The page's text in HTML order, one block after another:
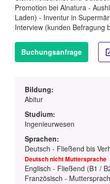
Promotion bei Alnatura -
Laden) - Inventur in
Interview (kunden Befragung
Buchungsanfrage
Bildung:
Abitur
Studium:
Ingenieurwesen
Sprachen:
Deutsch - Fließend bis
Deutsch nicht Muttersprache
Englisch - Fließend (B1 /
Französisch -